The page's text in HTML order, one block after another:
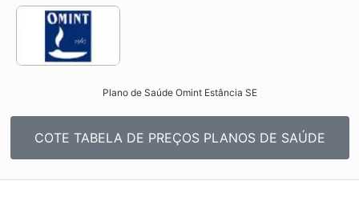
Plano de Saúde Omint Estância SE​
COTE TABELA DE PREÇOS PLANOS DE SAÚDE